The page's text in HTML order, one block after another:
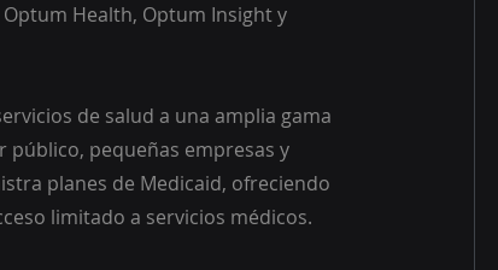
Health, Optum Insight y
de salud a una amplia gama
público, pequeñas empresas y
planes de Medicaid, ofreciendo
limitado a servicios médicos.